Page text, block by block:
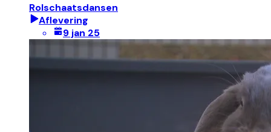
Rolschaatsdansen
Aflevering
9 jan 25